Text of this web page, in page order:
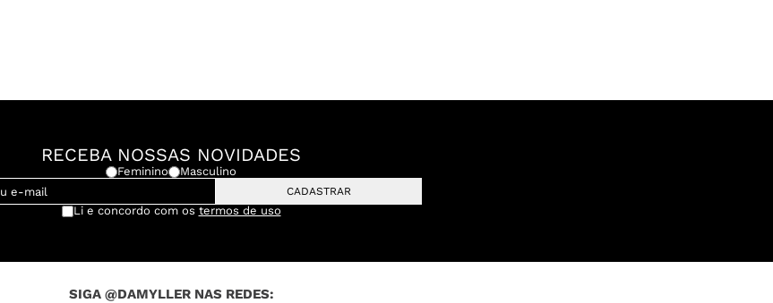
RECEBA NOSSAS NOVIDADES
Feminino Masculino
CADASTRAR
Li e concordo com os termos de uso
SIGA @DAMYLLER NAS REDES: